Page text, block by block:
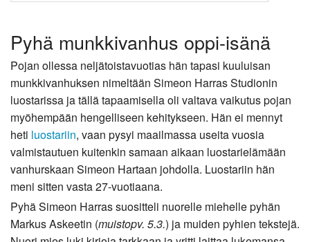
Pyhä munkkivanhus oppi-isänä
Pojan ollessa neljätoistavuotias hän tapasi kuuluisan
munkkivanhuksen nimeltään Simeon Harras Studionin
luostarissa ja tällä tapaamisella oli valtava vaikutus pojan
myöhempään hengelliseen kehitykseen. Hän ei mennyt
heti luostariin, vaan pysyi maailmassa useita vuosia
valmistautuen kuitenkin samaan aikaan luostarielämään
vanhurskaan Simeon Hartaan johdolla. Luostariin hän
meni sitten vasta 27-vuotiaana.
Pyhä Simeon Harras suositteli nuorelle miehelle pyhän
Markus Askeetin (muistopv. 5.3.) ja muiden pyhien tekstejä.